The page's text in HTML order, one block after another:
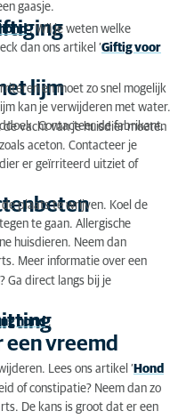
gaasje.
’. Wil je weten welke
dan ons artikel ‘Giftig voor
lijm
en moet zo snel mogelijk
kan je verwijderen met water.
Contacteer de fabrikant.
vacht van je huisdier moeten
aceton. Contacteer je
er geïrriteerd uitziet of
plaats te wrijven. Koel de
te gaan. Allergische
huisdieren. Neem dan
Meer informatie over een
Ga direct langs bij je
hond’.
een vreemd
Lees ons artikel ‘ Hond
of constipatie? Neem dan zo
De kans is groot dat er een